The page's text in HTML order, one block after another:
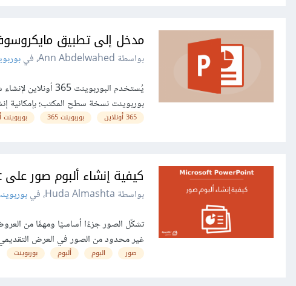
مدخل إلى تطبيق مايكروسوفت
بواسطة Ann Abdelwahed، في
يُستخدم
بوربوينت نسخة سطح المكتب؛ بإمكانية
365 أونلاين بوربوينت 365 بوربوينت
كيفية إنشاء ألبوم صور على Microsoft PowerPoint
بواسطة Huda Almashta، في
تشكّل الصور جزءًا أساسيًا ومهمًا من
غير محدود من الصور في العرض
صور البوم ألبوم بوربوينت